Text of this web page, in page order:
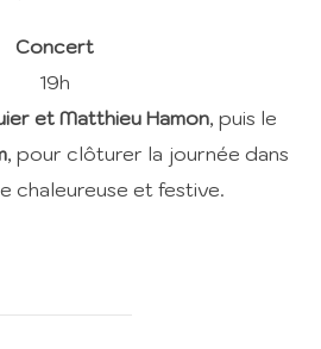
Concert
19h
et Matthieu Hamon, puis le
, pour clôturer la journée dans
chaleureuse et festive.